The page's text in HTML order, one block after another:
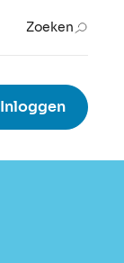
Zoeken
Inloggen